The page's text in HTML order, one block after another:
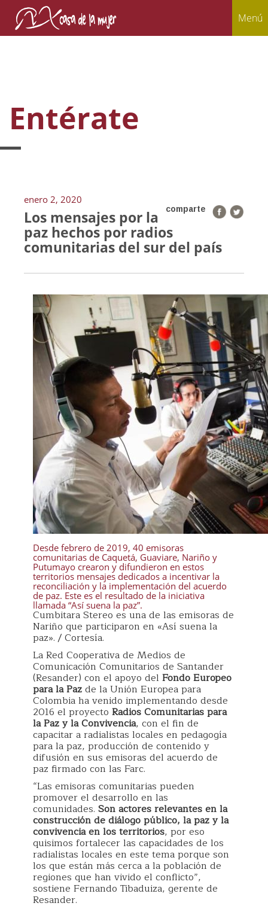
Menú
Entérate
enero 2, 2020
comparte
Los mensajes por la
paz hechos por radios
comunitarias del sur del país
Desde febrero de 2019, 40 emisoras
comunitarias de Caquetá, Guaviare, Nariño y
Putumayo crearon y difundieron en estos
territorios mensajes dedicados a incentivar la
reconciliación y la implementación del acuerdo
de paz. Este es el resultado de la iniciativa
llamada “Así suena la paz”.
Cumbitara Stereo es una de las emisoras de
Nariño que participaron en «Así suena la
paz». / Cortesía.
La Red Cooperativa de Medios de
Comunicación Comunitarios de Santander
(Resander) con el apoyo del Fondo Europeo
para la Pazde la Unión Europea para
Colombia ha venido implementando desde
2016 el proyecto Radios Comunitarias para
la Paz y la Convivencia, con el fin de
capacitar a radialistas locales en pedagogía
para la paz, producción de contenido y
difusión en sus emisoras del acuerdo de
paz firmado con las Farc.
“Las emisoras comunitarias pueden
promover el desarrollo en las
comunidades. Son actores relevantes en la
construcción de diálogo público, la paz y la
convivencia en los territorios, por eso
quisimos fortalecer las capacidades de los
radialistas locales en este tema porque son
los que están más cerca a la población de
regiones que han vivido el conflicto”,
sostiene Fernando Tibaduiza, gerente de
Resander.